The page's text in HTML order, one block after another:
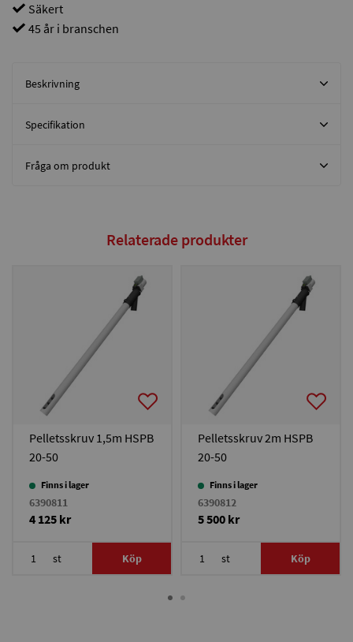
Säkert
45 år i branschen
Beskrivning
Specifikation
Fråga om produkt
Relaterade produkter
Pelletsskruv 1,5m HSPB
20-50
Finns i lager
6390811
4 125 kr
st Köp
Pelletsskruv 2m HSPB
20-50
Finns i lager
6390812
5 500 kr
st Köp